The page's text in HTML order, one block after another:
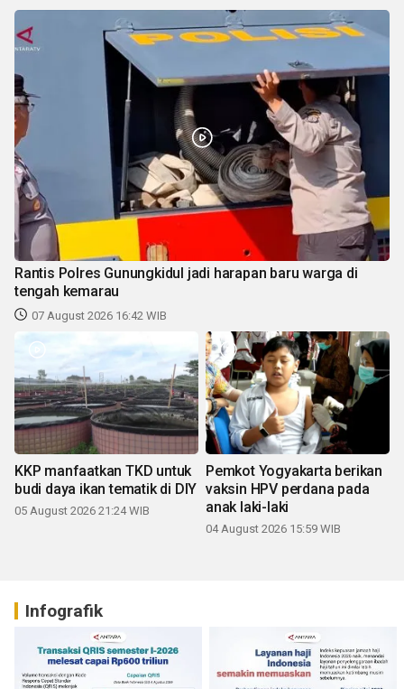
Rantis Polres Gunungkidul jadi harapan baru warga di
tengah kemarau
07 August 2026 16:42 WIB
KKP manfaatkan TKD untuk
budi daya ikan tematik di DIY
05 August 2026 21:24 WIB
Pemkot Yogyakarta berikan
vaksin HPV perdana pada
anak laki-laki
04 August 2026 15:59 WIB
Infografik